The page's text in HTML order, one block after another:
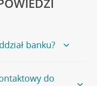
banku?
zapraszamy na
znajduje się
do